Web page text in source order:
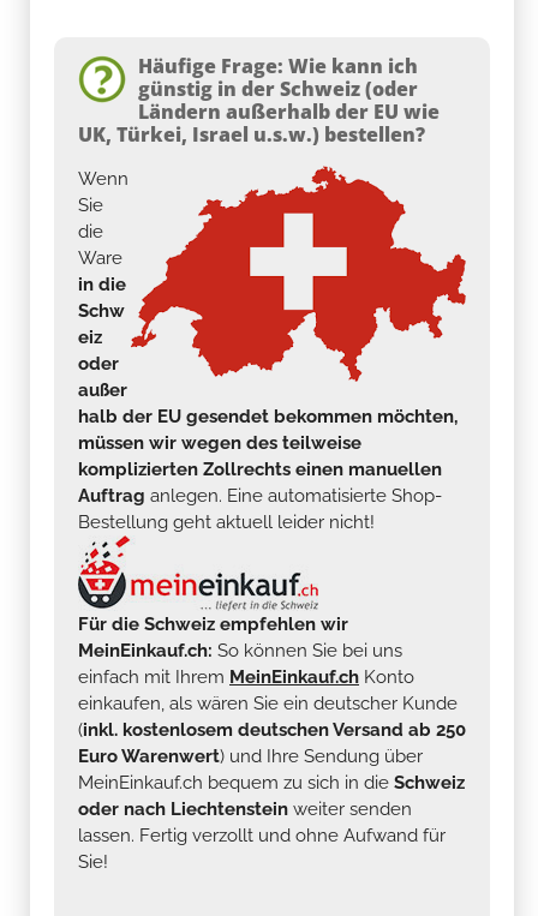
Häufige Frage: Wie kann ich
günstig in der Schweiz (oder
Ländern außerhalb der EU wie
UK, Türkei, Israel u.s.w.) bestellen?
Wenn
Sie
die
Ware
in die
Schw
eiz
oder
außer
halb der EU gesendet bekommen möchten,
müssen wir wegen des teilweise
komplizierten Zollrechts einen manuellen
Auftrag anlegen. Eine automatisierte Shop-
Bestellung geht aktuell leider nicht!
Für die Schweiz empfehlen wir
MeinEinkauf.ch: So können Sie bei uns
einfach mit Ihrem MeinEinkauf.ch Konto
einkaufen, als wären Sie ein deutscher Kunde
(inkl. kostenlosem deutschen Versand ab 250
Euro Warenwert) und Ihre Sendung über
MeinEinkauf.ch bequem zu sich in die Schweiz
oder nach Liechtenstein weiter senden
lassen. Fertig verzollt und ohne Aufwand für
Sie!